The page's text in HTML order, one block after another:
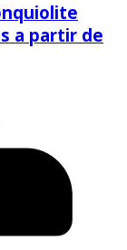
a partir de